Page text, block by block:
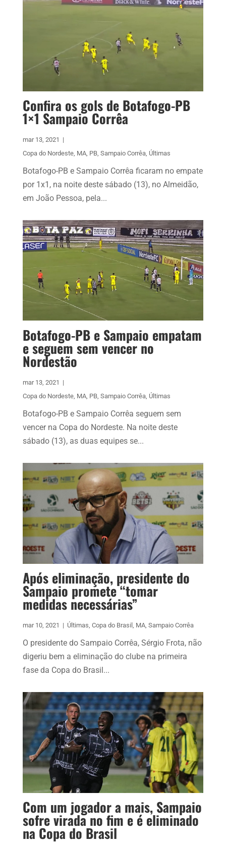
Confira os gols de Botafogo-PB
1×1 Sampaio Corrêa
mar 13, 2021 |
Copa do Nordeste, MA, PB, Sampaio Corrêa, Últimas
Botafogo-PB e Sampaio Corrêa ficaram no empate
por 1x1, na noite deste sábado (13), no Almeidão,
em João Pessoa, pela...
Botafogo-PB e Sampaio empatam
e seguem sem vencer no
Nordestão
mar 13, 2021 |
Copa do Nordeste, MA, PB, Sampaio Corrêa, Últimas
Botafogo-PB e Sampaio Corrêa seguem sem
vencer na Copa do Nordeste. Na noite deste
sábado (13), as duas equipes se...
Após eliminação, presidente do
Sampaio promete “tomar
medidas necessárias”
mar 10, 2021 | Últimas, Copa do Brasil , MA, Sampaio Corrêa
O presidente do Sampaio Corrêa, Sérgio Frota, não
digeriu bem a eliminação do clube na primeira
fase da Copa do Brasil...
Com um jogador a mais, Sampaio
sofre virada no fim e é eliminado
na Copa do Brasil